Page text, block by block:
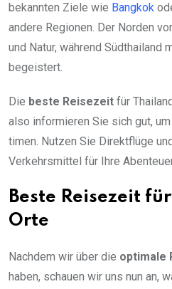
bekannten Ziele wie Bangkok
andere Regionen. Der Norden
und Natur, während Südthailand
begeistert.
Die beste Reisezeit für
also informieren Sie sich gut,
timen. Nutzen Sie Direktflüge
Verkehrsmittel für Ihre
Beste Reisezeit
Orte
Nachdem wir über die optimale
haben, schauen wir uns nun an,